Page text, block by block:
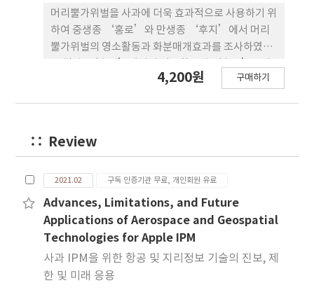
수 있고, 수확기 과수의 크기에 긍적적 영향을 줄 수
있으며, 지속 가능한 사과원 경관관리를 위한 초생재
배의 중요성을 확인시켜 주었다.
머리뿔가위벌을 사과에 더욱 효과적으로 사용하기 위
하여 중생종 ‘홍로’와 만생종 ‘후지’에서 머리
뿔가위벌의 영소활동과 화분매개효과를 조사하였다.
2.5배 많았다. 영소율과 증식률에서 ‘후지’가 ‘홍
사축과율은 ‘후지’가 ‘홍로’보다 2.5배 낮았고,
기 위해 개화기 기상환경과 머리뿔가위벌의 활동량에
대한 상관관계를 분석한 결과, 머리뿔가위벌의 활동
에 영향을 미치는 주된 요소는 온도로 나타났다 (R2 =
0.578). ‘후지’(평균 17.4 ~ 최고 24.1°C)의 개화기
5°C 높았기 때문에 ‘후지’에서 영소활동과 화분매
개효과가 ‘홍로’보다 큰 것으로 생각된다. 따라서
4,200원 구매하기
Review
2021.02 구독 인증기관 무료, 개인회원 유료
Advances, Limitations, and Future
Applications of Aerospace and Geospatial
Technologies for Apple IPM
사과 IPM을 위한 항공 및 지리정보 기술의 진보, 제
한 및 미래 응용